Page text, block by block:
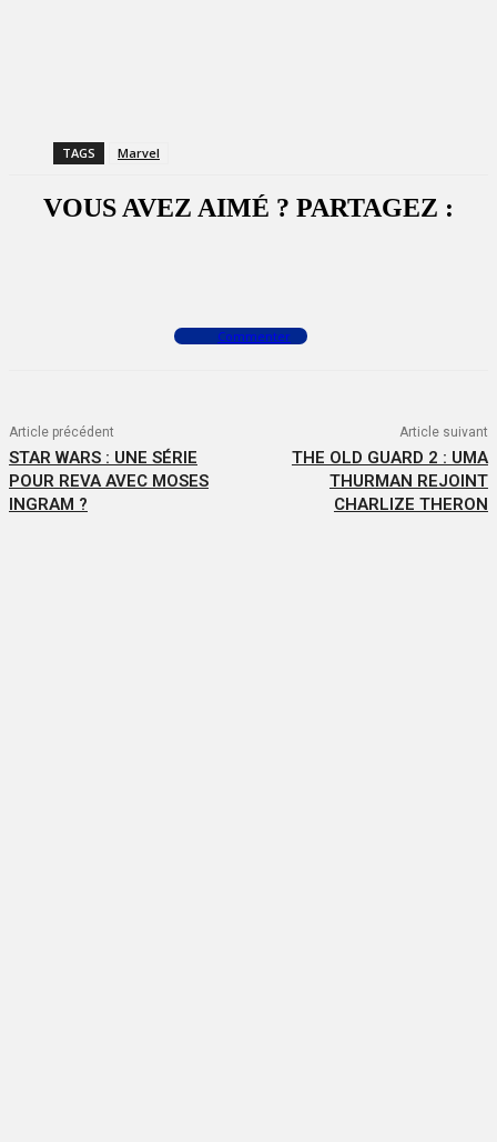
TAGS Marvel
VOUS AVEZ AIMÉ ? PARTAGEZ :
Commenter
Article précédent
STAR WARS : UNE SÉRIE
POUR REVA AVEC MOSES
INGRAM ?
Article suivant
THE OLD GUARD 2 : UMA
THURMAN REJOINT
CHARLIZE THERON